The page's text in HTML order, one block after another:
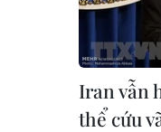
Iran vẫn
thể cứu